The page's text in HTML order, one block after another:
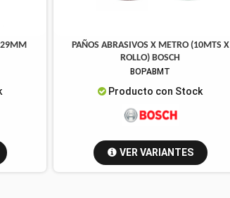
PAÑOS ABRASIVOS X METRO (10MTS X
ROLLO) BOSCH
BOPABMT
Producto con Stock
VER VARIANTES